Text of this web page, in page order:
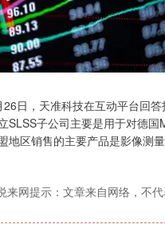
日，天准科技在互动平台回答
SLSS子公司主要是用于对德国
地区销售的主要产品是影像测
来网提示：文章来自网络，不代